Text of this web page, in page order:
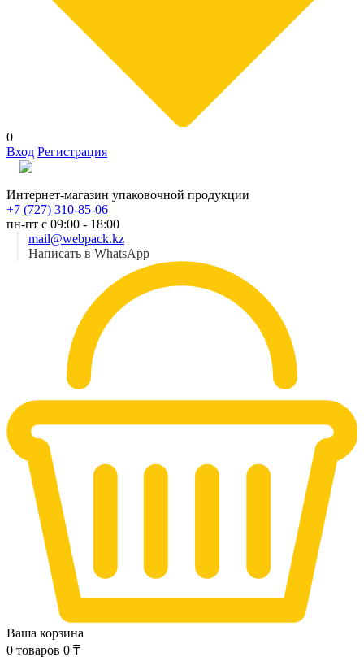
0
Вход Регистрация
Интернет-магазин упаковочной продукции
+7 (727) 310-85-06
пн-пт с 09:00 - 18:00
mail@webpack.kz
Написать в WhatsApp
Ваша корзина
0 товаров 0 ₸